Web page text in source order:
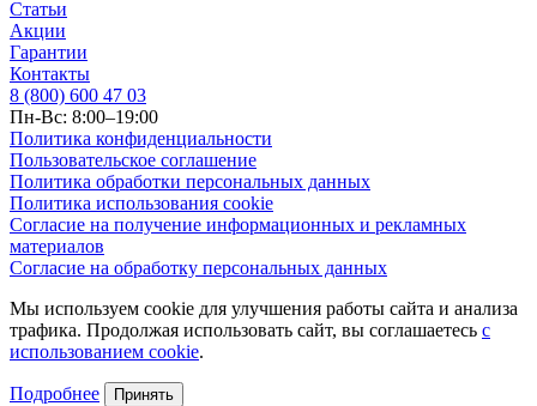
Статьи
Акции
Гарантии
Контакты
8 (800) 600 47 03
Пн-Вс: 8:00–19:00
Политика конфиденциальности
Пользовательское соглашение
Политика обработки персональных данных
Политика использования cookie
Согласие на получение информационных и рекламных
материалов
Согласие на обработку персональных данных
Мы используем cookie для улучшения работы сайта и анализа
трафика. Продолжая использовать сайт, вы соглашаетесь с
использованием cookie.
Подробнее Принять